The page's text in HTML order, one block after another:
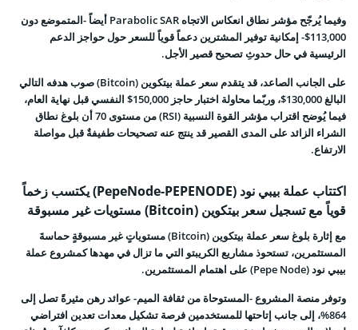
وفيما يُرجّح مؤشر نطاق انعكاس الاتجاه Parabolic SAR أيضاً -المتموضع دون
113,000$- إمكانية توفير المشترين دعماً قوياً للسعر حول حواجز الدعم
الرئيسية في حال حدوثِ تصحيح قصير الأجل.
على الجانب الصاعد، قد يتقدم سعر عملة بيتكوين (Bitcoin) صوب هدفه التالي
البالغ 130,000$، وربّما محاولة اختبار حاجز 150,000$ النفسي قبل نهاية العام،
فيما يُوضح اقتراب مؤشر القوة النسبية (RSI) من مستوى 70 أن بلوغ نطاق
الشراء الزائد على المدى القصير قد ينتج عنه تصحيحات طفيفةٌ قبل مواصلة
الارتفاع.
اكتتاب عملة بيبي نود (PepeNode-PEPENODE) يكتسب زخماً
قوياً مع تسجيل سعر بيتكوين (Bitcoin) مستويات غير مسبوقة
مع إثارة بلوغ سعر عملة بيتكوين (Bitcoin) مستوياتٍ غير مسبوقةٍ حماسةَ
المستثمرين، تستحوذ مشاريع الكريبتو التي ما تزال في مهدها كمشروع عملة
بيبي نود (Pepe Node) على اهتمام المستثمرين.
وتوفر منصة المشروع -المستوحاة من ثقافة الميم- عوائد رهن مثيرةً تصل إلى
864%، إلى جانب إتاحتها للمستخدمين فرصة تشكيل معدات تعدين افتراضي